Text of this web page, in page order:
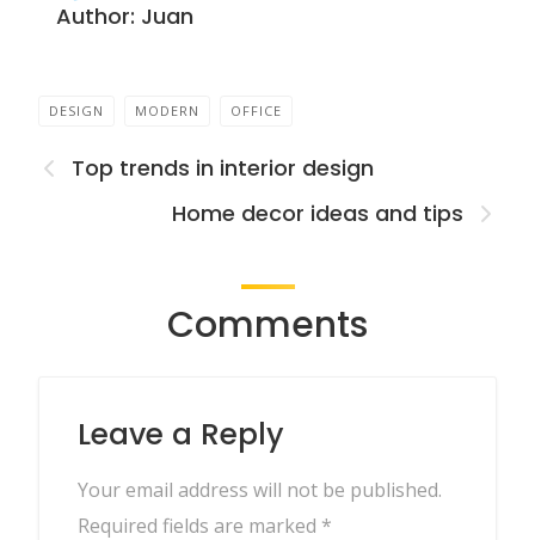
Author: Juan
DESIGN MODERN OFFICE
Top trends in interior design
Home decor ideas and tips
Comments
Leave a Reply
Your email address will not be published.
Required fields are marked *